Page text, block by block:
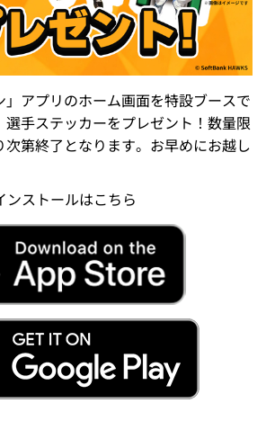
」アプリのホーム画面を特設ブースで
選手ステッカーをプレゼント！数量限
第終了となります。お早めにお越し
ンストールはこちら